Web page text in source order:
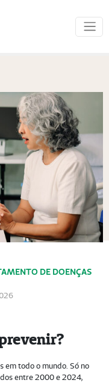
DE DOENÇAS
em todo o mundo. Só no
entre 2000 e 2024,